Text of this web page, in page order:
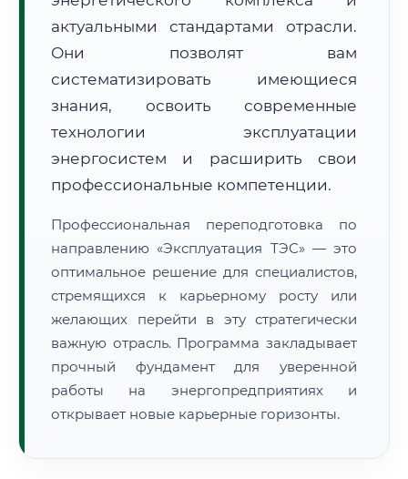
Расчет логистики оригиналов:
• Экспресс-доставка СДЭК / Почтой:4–6 рабочих дней
📜 Документы и аккредитация ФИС ФРДО
🔍Нажмите на документ для увеличения и просмотра
актуальными стандартами отрасли.
Они позволят вам
систематизировать имеющиеся
знания, освоить современные
технологии эксплуатации
энергосистем и расширить свои
профессиональные компетенции.
Профессиональная переподготовка по
направлению «Эксплуатация ТЭС» — это
оптимальное решение для специалистов,
стремящихся к карьерному росту или
желающих перейти в эту стратегически
важную отрасль. Программа закладывает
прочный фундамент для уверенной
работы на энергопредприятиях и
открывает новые карьерные горизонты.